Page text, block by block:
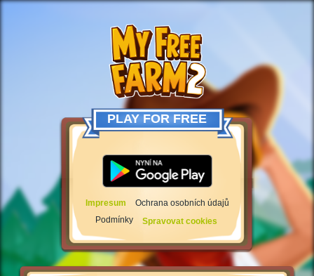
PLAY FOR FREE
Impresum
Ochrana osobních údajů
Podmínky
Spravovat cookies